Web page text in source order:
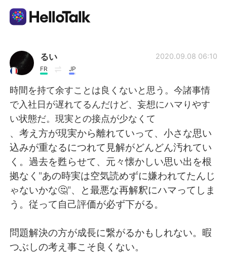
Language Exchange App
AI Grammar Checker
English
简体中文 繁體中文
Español العربية
Français Deutsch
日本語 한국어
るい
FR JP
2020.09.08 06:10
時間を持て余すことは良くないと思う。今諸事情
で入社日が遅れてるんだけど、妄想にハマりやす
い状態だ。現実との接点が少なくて
、考え方が現実から離れていって、小さな思い
込みが重なるにつれて見解がどんどん汚れてい
く。過去を甦らせて、元々懐かしい思い出を根
拠なく"あの時実は空気読めずに嫌われてたんじ
ゃないかな🤔"、と最悪な再解釈にハマってしま
う。従って自己評価が必ず下がる。
問題解決の方が成長に繋がるかもしれない。暇
つぶしの考え事こそ良くない。